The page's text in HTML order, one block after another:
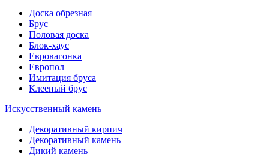
Доска обрезная
Брус
Половая доска
Блок-хаус
Евровагонка
Европол
Имитация бруса
Клееный брус
Искусственный камень
Декоративный кирпич
Декоративный камень
Дикий камень